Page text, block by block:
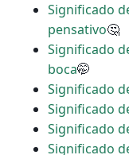
Significado
pensativo🤔
Significado
boca🤭
Significado
Significado
Significado
Significado